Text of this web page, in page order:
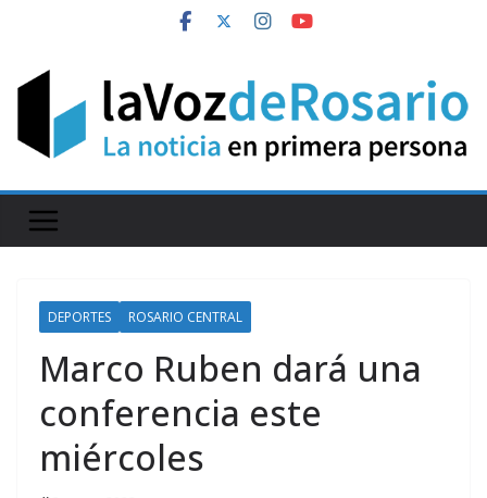
content
DEPORTES ROSARIO CENTRAL
Marco Ruben dará una
conferencia este
miércoles